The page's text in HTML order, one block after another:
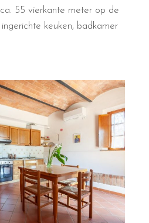
55 vierkante meter op de
keuken, badkamer